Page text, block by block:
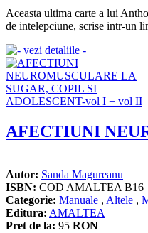
Aceasta ultima carte a lui
de intelepciune, scrise intr-un
AFECTIUNI
Autor: Sanda Magureanu
ISBN: COD AMALTEA B16
Categorie: Manuale , Altele ,
Editura: AMALTEA
Pret de la: 95 RON